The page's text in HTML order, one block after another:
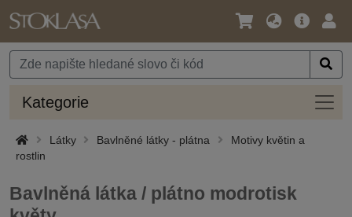
Jazyk
Měna
Hlavní
Kategorie
Látky Bavlněné látky - plátna
Motivy květin a
rostlin
Bavlněná látka / plátno modrotisk